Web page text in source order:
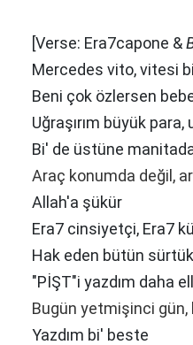
[Verse: Era7capone &
Mercedes vito, vitesi
Beni çok özlersen
Uğraşırım büyük
Bi' de üstüne
Araç konumda değil,
Allah'a şükür
Era7 cinsiyetçi, Era7
Hak eden bütün
"PİŞT"i yazdım daha
Bugün yetmişinci gün,
Yazdım bi' beste